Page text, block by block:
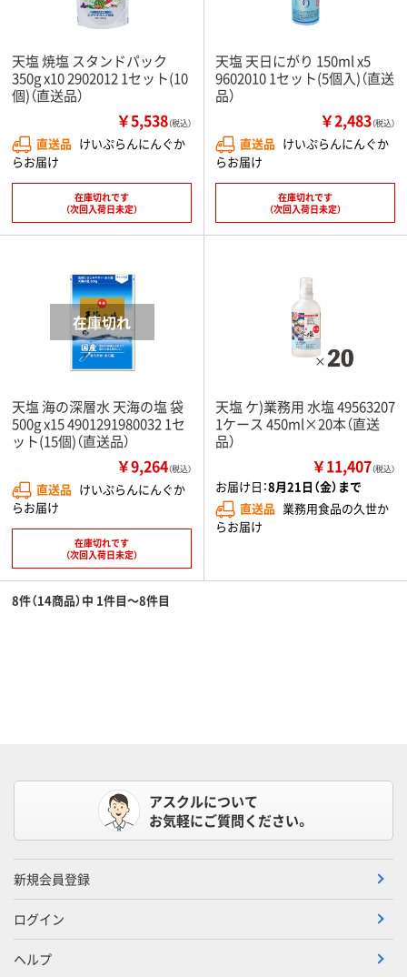
天塩 焼塩 スタンドパック
350g x10 2902012 1セット(10
個)（直送品）
￥5,538（税込）
直送品 けいぷらんにんぐか
らお届け
在庫切れです
（次回入荷日未定）
天塩 天日にがり 150ml x5
9602010 1セット(5個入)（直送
品）
￥2,483（税込）
直送品 けいぷらんにんぐか
らお届け
在庫切れです
（次回入荷日未定）
天塩 海の深層水 天海の塩 袋
500g x15 4901291980032 1セ
ット(15個)（直送品）
￥9,264（税込）
直送品 けいぷらんにんぐか
らお届け
在庫切れです
（次回入荷日未定）
天塩 ケ)業務用 水塩 49563207
1ケース 450ml×20本（直送
品）
￥11,407（税込）
お届け日：8月21日（金）まで
直送品 業務用食品の久世か
らお届け
8件（14商品）中 1件目～8件目
アスクルについて
お気軽にご質問ください。
新規会員登録
ログイン
ヘルプ